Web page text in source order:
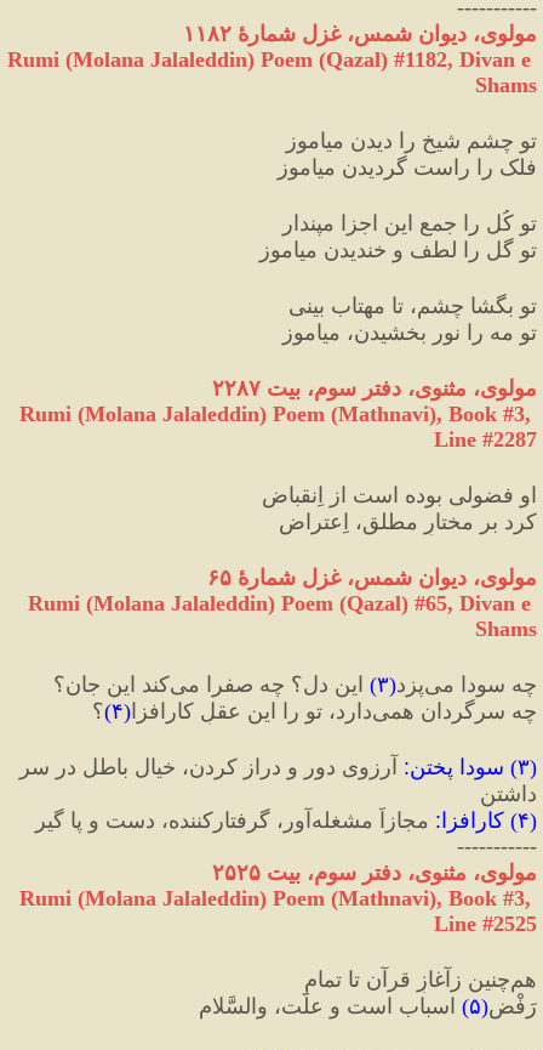
-----------
مولوی، دیوان شمس، غزل شمارهٔ ۱۱۸۲
Rumi (Molana Jalaleddin) Poem (Qazal) #1182, Divan e
Shams
تو چشمِ شیخ را دیدن میاموز
فلک را راست گردیدن میاموز
تو کُل را جمعِ این اجزا مپندار
تو گل را لطف و خندیدن میاموز
تو بگشا چشم، تا مهتاب بینی
تو مه را نور بخشیدن، میاموز
مولوی، مثنوی، دفتر سوم، بیت ۲۲۸۷
Rumi (Molana Jalaleddin) Poem (Mathnavi), Book #3,
Line #2287
او فضولی بوده است از اِنقباض
کرد بر مختارِ مطلق، اِعتراض
مولوی، دیوان شمس، غزل شمارهٔ ۶۵
Rumi (Molana Jalaleddin) Poem (Qazal) #65, Divan e
Shams
چه سودا می‌پزد (۳) این دل؟ چه صفرا می‌کند این جان؟
چه سرگردان همی‌دارد، تو را این عقلِ کارافزا
(۴)؟
(۳) سودا پختن:
داشتن
(۴) کارافزا: مجازاً مشغله‌آور، گرفتارکننده، دست و پا گیر
-----------
مولوی، مثنوی، دفتر سوم، بیت ۲۵۲۵
Rumi (Molana Jalaleddin) Poem (Mathnavi), Book #3,
Line #2525
هم‌چنین زآغازِ قرآن تا تمام
رَفْضِ(۵) اسباب است و علّت، والسَّلام